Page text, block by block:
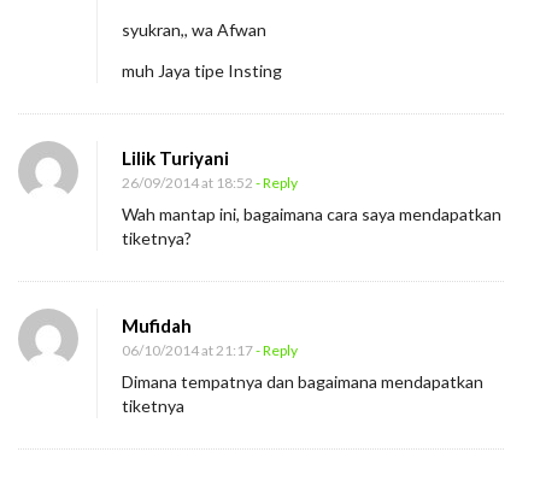
r
a
syukran,, wa Afwan
muh Jaya tipe Insting
Lilik Turiyani
26/09/2014 at 18:52 - Reply
Wah mantap ini, bagaimana cara saya mendapatkan
tiketnya?
Mufidah
06/10/2014 at 21:17- Reply
Dimana tempatnya dan bagaimana mendapatkan
tiketnya